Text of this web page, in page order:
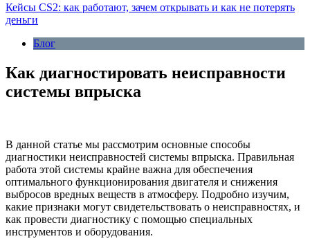
Кейсы CS2: как работают, зачем открывать и как не потерять
деньги
Блог
Как диагностировать неисправности
системы впрыска
В данной статье мы рассмотрим основные способы
диагностики неисправностей системы впрыска. Правильная
работа этой системы крайне важна для обеспечения
оптимального функционирования двигателя и снижения
выбросов вредных веществ в атмосферу. Подробно изучим,
какие признаки могут свидетельствовать о неисправностях, и
как провести диагностику с помощью специальных
инструментов и оборудования.